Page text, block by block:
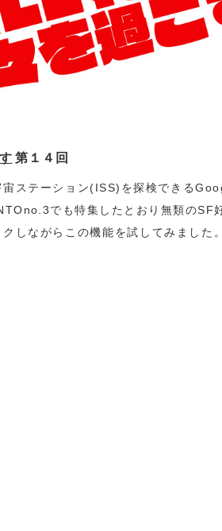
第１４回
宙ステーション(ISS)を探検できる
でも特集したとおり無類のSF
しながらこの機能を試してみました